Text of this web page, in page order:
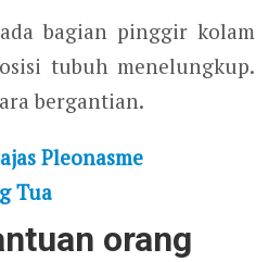
bagian pinggir kolam
tubuh menelungkup.
bergantian.
Pleonasme
Tua
orang